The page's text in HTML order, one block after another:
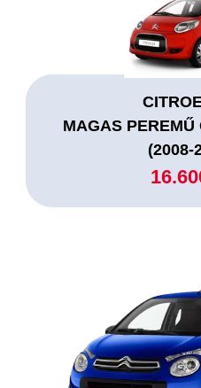
MAGAS PEREMŰ
(2008-